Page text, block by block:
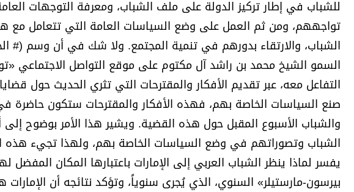
للشباب في إطار تركيز الدولة على ملف الشباب، ومعرفة التوجهات
تواجههم، ومن ثم العمل على وضع السياسات العامة التي تتعامل مع
الشباب، والارتقاء بدورهم في تنمية المجتمع. ولا شك في أن وسم (#
السمو الشيخ محمد بن راشد آل مكتوم على موقع التواصل الاجتماعي
التفاعل معه، عبر تقديم الأفكار والمقترحات التي تثري الحديث حول
صنع السياسات الخاصة بهم، فهذه الأفكار والمقترحات ستكون
والشباب الأسبوع المقبل حول هذه القضية. ويشير هذا الأمر بوضوح إلى
الشباب وتصوراتهم في وضع السياسات الخاصة بهم، ولهذا تجيء
يفسر لماذا ينظر الشباب العربي إلى الإمارات باعتبارها المكان
بيرسون-مارستيلر» السنوي، الذي يُجرى سنوياً، وتؤكد نتائجه أن